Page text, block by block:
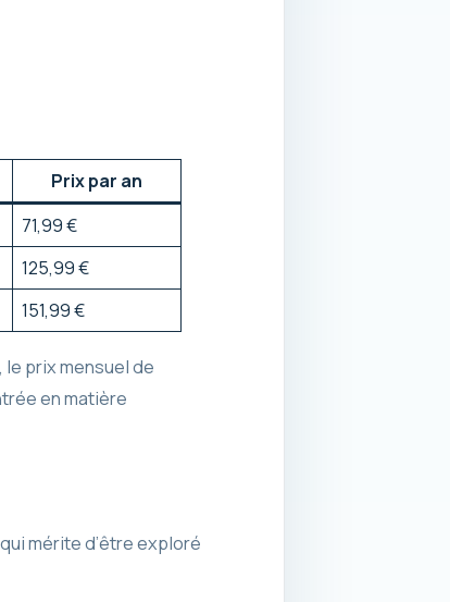
Prix par an
71,99 €
125,99 €
151,99 €
prix mensuel de
en matière
mérite d’être exploré